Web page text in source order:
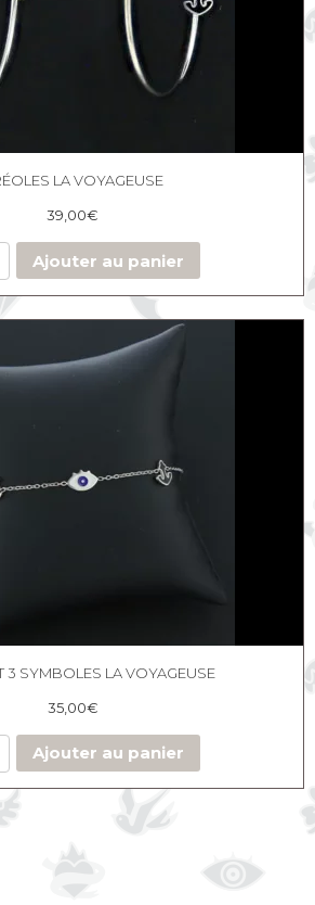
LA VOYAGEUSE
39,00€
Ajouter au panier
3 SYMBOLES LA VOYAGEUSE
35,00€
Ajouter au panier